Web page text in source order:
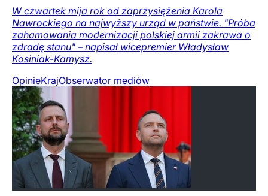
W czwartek mija rok od zaprzysiężenia Karola
Nawrockiego na najwyższy urząd w państwie. "Próba
zahamowania modernizacji polskiej armii zakrawa o
zdradę stanu" – napisał wicepremier Władysław
Kosiniak-Kamysz.
OpinieKrajObserwator mediów